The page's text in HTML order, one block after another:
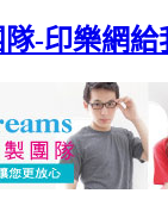
-印樂網